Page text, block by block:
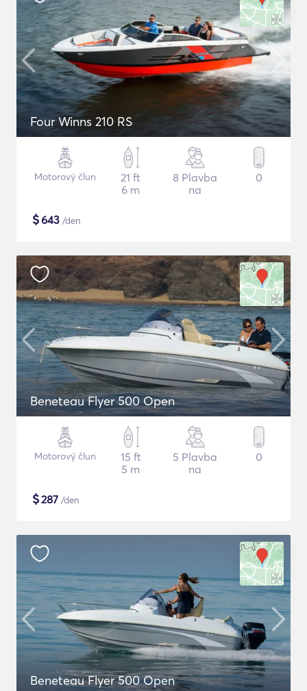
Four Winns 210 RS
Motorový člun
21 ft
6 m
8 Plavba
na
0
$643 /den
Beneteau Flyer 500 Open
Motorový člun
15 ft
5 m
5 Plavba
na
0
$287 /den
Beneteau Flyer 500 Open